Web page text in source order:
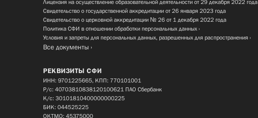
Лицензия на осуществление образовательной деятельности от 29 декабря 2022 года
Свидетельство о государственной аккредитации от 26 января 2023 года
Свидетельство о церковной аккредитации № 26 от 1 декабря 2022 года
Политика СФИ в отношении обработки персональных данных
Условия и запреты для персональных данных, разрешенных для распространения
Все документы
РЕКВИЗИТЫ СФИ
ИНН: 9701225665, КПП: 770101001
Р/с: 40703810838120100621 ПАО Сбербанк
К/с: 30101810400000000225
БИК: 044525225
ОКТМО: 45375000